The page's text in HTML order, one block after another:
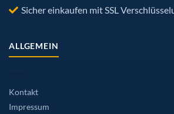
Sicher einkaufen mit SSL
ALLGEMEIN
Kontakt
Impressum